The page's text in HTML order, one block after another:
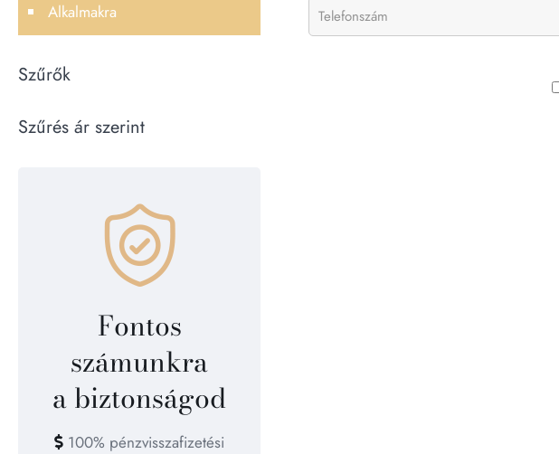
Alkalmakra
Szűrők
Szűrés ár szerint
Fontos
számunkra
a biztonságod
100% pénzvisszafizetési